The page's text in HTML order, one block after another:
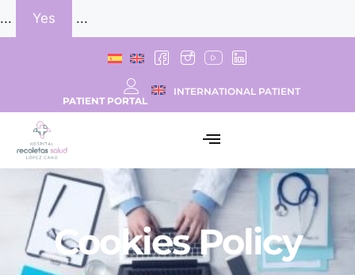
... Yes ...
PATIENT PORTAL
INTERNATIONAL PATIENT
Cookies Policy